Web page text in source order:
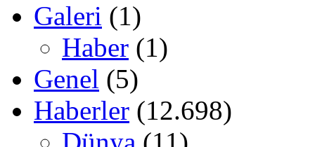
Galeri (1)
Haber (1)
Genel (5)
Haberler (12.698)